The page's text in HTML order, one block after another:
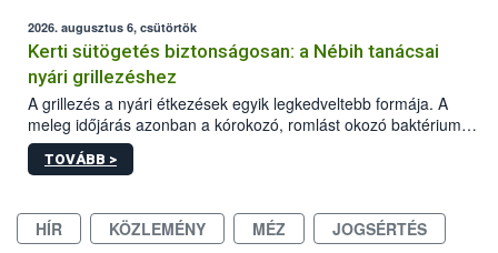
érésű szőlőkben is legyen lehetőség a károsító elleni további
védekezésre. Az Oroganic készítmény kis kiszerelésben kiskerti
felhasználók számára is elérhető és ökológiai termesztésben is
engedélyezett.
2026. augusztus 6, csütörtök
Kerti sütögetés biztonságosan: a Nébih tanácsai
nyári grillezéshez
A grillezés a nyári étkezések egyik legkedveltebb formája. A
meleg időjárás azonban a kórokozó, romlást okozó baktériumok
gyorsabb szaporodásának is kedvez. A szabadtéri sütögetés
ezért nem csupán a megfelelő sütési technikáról szól: legalább
higiéniai szabályok betartása, a megfelelő hőkezelés, valamint a
maradékok szakszerű tárolása. A Nemzeti Élelmiszerlánc-
TOVÁBB >
HÍR KÖZLEMÉNY MÉZ JOGSÉRTÉS